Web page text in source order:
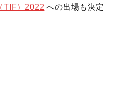
TIF）2022 への出場も決定